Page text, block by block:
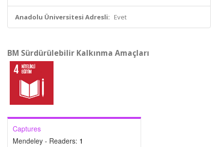
Anadolu Üniversitesi Adresli: Evet
BM Sürdürülebilir Kalkınma Amaçları
Captures
Mendeley - Readers: 1